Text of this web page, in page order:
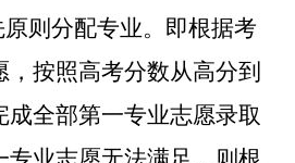
则分配专业。即根据考
按照高考分数从高分到
全部第一专业志愿录取